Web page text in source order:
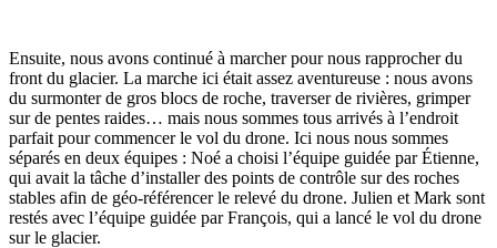
Ensuite, nous avons continué à marcher pour nous rapprocher du
front du glacier. La marche ici était assez aventureuse : nous avons
du surmonter de gros blocs de roche, traverser de rivières, grimper
sur de pentes raides… mais nous sommes tous arrivés à l’endroit
parfait pour commencer le vol du drone. Ici nous nous sommes
séparés en deux équipes : Noé a choisi l’équipe guidée par Étienne,
qui avait la tâche d’installer des points de contrôle sur des roches
stables afin de géo-référencer le relevé du drone. Julien et Mark sont
restés avec l’équipe guidée par François, qui a lancé le vol du drone
sur le glacier.